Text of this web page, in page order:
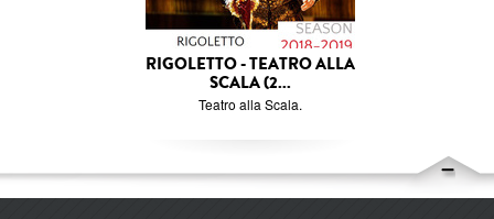
RIGOLETTO - TEATRO ALLA
SCALA (2...
Teatro alla Scala.